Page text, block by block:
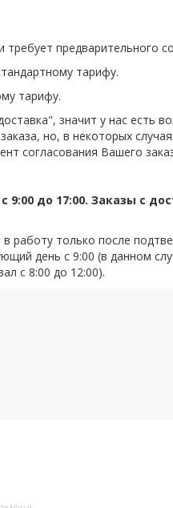
предварительного
тарифу.
тарифу.
значит у нас есть
но, в некоторых
согласования Вашего
9:00 до 17:00. Заказы с
работу только после
день с 9:00 (в данном
с 8:00 до 12:00).